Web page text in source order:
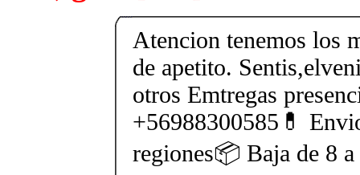
Atencion tenemos los
de apetito.
otros Emtregas
+56988300585💊
regiones📦 Baja de 8